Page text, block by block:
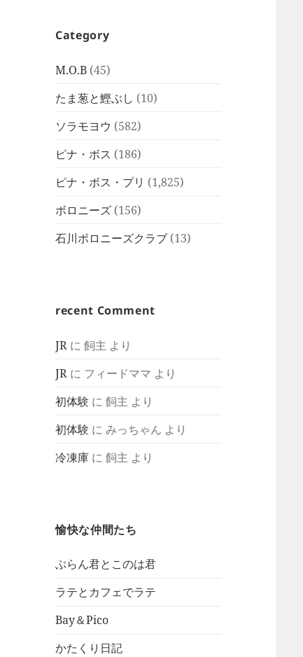
Category
M.O.B (45)
たま葱と鰹ぶし (10)
ソラモヨウ (582)
ピナ・ボス (186)
ピナ・ボス・プリ (1,825)
ボロニーズ (156)
石川ボロニーズクラブ (13)
recent Comment
JR に飼主 より
JR に フィードママ より
初体験 に飼主 より
初体験 にみっちゃん より
冷凍庫 に飼主 より
愉快な仲間たち
ぶらん君とこのは君
ラテとカフェでラテ
Bay＆Pico
かたくり日記